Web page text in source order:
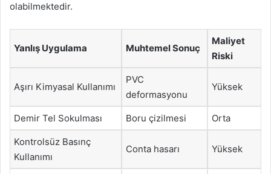
olabilmektedir.
Yanlış Uygulama Muhtemel Sonuç
Maliyet
Riski
Aşırı Kimyasal Kullanımı
PVC
deformasyonu
Yüksek
Demir Tel Sokulması Boru çizilmesi Orta
Kontrolsüz Basınç
Kullanımı
Conta hasarı Yüksek